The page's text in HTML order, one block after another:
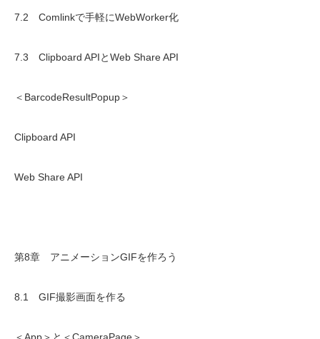
7.2 Comlinkで手軽にWebWorker化
7.3 Clipboard APIとWeb Share API
＜BarcodeResultPopup＞
Clipboard API
Web Share API
第8章 アニメーションGIFを作ろう
8.1 GIF撮影画面を作る